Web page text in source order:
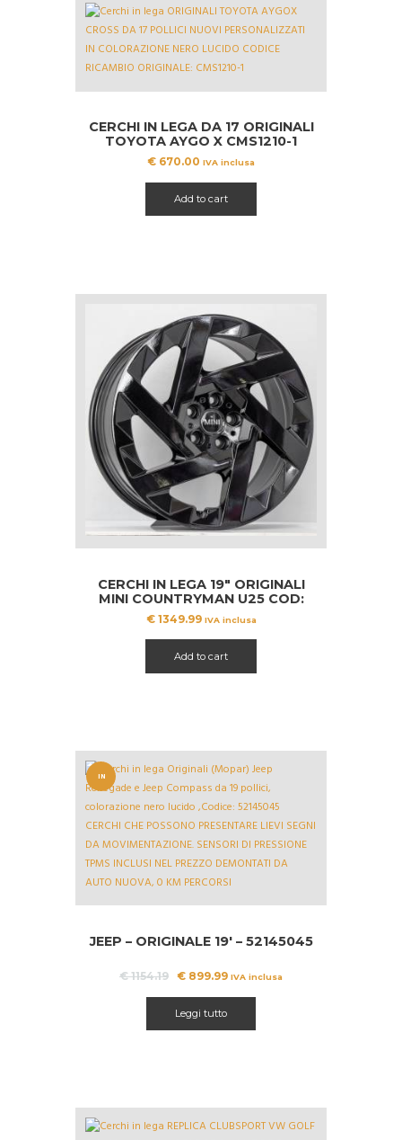
CERCHI IN LEGA DA 17 ORIGINALI
TOYOTA AYGO X CMS1210-1
€ 670.00 IVA inclusa
Add to cart
CERCHI IN LEGA 19″ ORIGINALI
MINI COUNTRYMAN U25 COD:
5A269E5
€1349.99 IVA inclusa
Add to cart
IN
OFFERT
A!
JEEP – ORIGINALE 19′ – 52145045
€1154.19 Il
era:
€ 1154.19.
€ 899.99Il
€ 899.99.
IVA inclusa
Leggi tutto